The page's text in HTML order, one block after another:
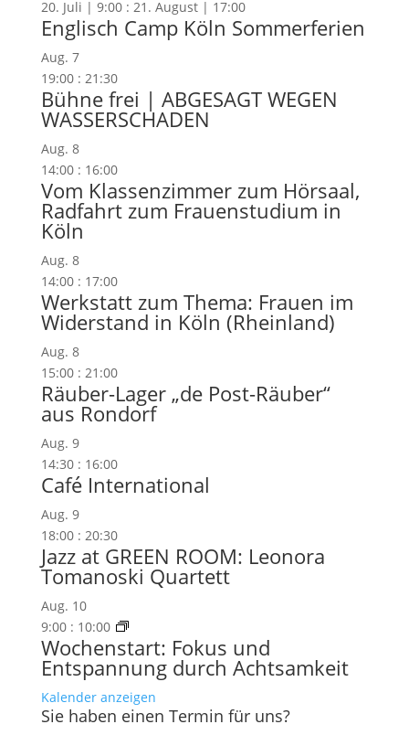
20. Juli | 9:00: 21. August | 17:00
Englisch Camp Köln Sommerferien
Aug. 7
19:00: 21:30
Bühne frei | ABGESAGT WEGEN
WASSERSCHADEN
Aug. 8
14:00: 16:00
Vom Klassenzimmer zum Hörsaal,
Radfahrt zum Frauenstudium in
Köln
Aug. 8
14:00: 17:00
Werkstatt zum Thema: Frauen im
Widerstand in Köln (Rheinland)
Aug. 8
15:00: 21:00
Räuber-Lager „de Post-Räuber“
aus Rondorf
Aug. 9
14:30: 16:00
Café International
Aug. 9
18:00: 20:30
Jazz at GREEN ROOM: Leonora
Tomanoski Quartett
Aug. 10
9:00: 10:00
Wochenstart: Fokus und
Entspannung durch Achtsamkeit
Kalender anzeigen
Sie haben einen Termin für uns?